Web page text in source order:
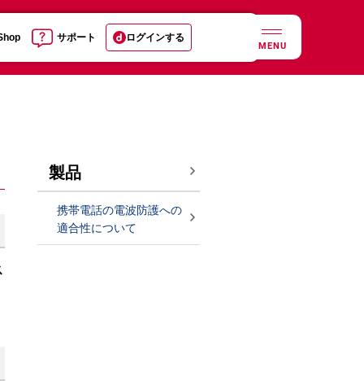
サポート ログインする
MENU
製品
携帯電話の電波防護への
適合性について